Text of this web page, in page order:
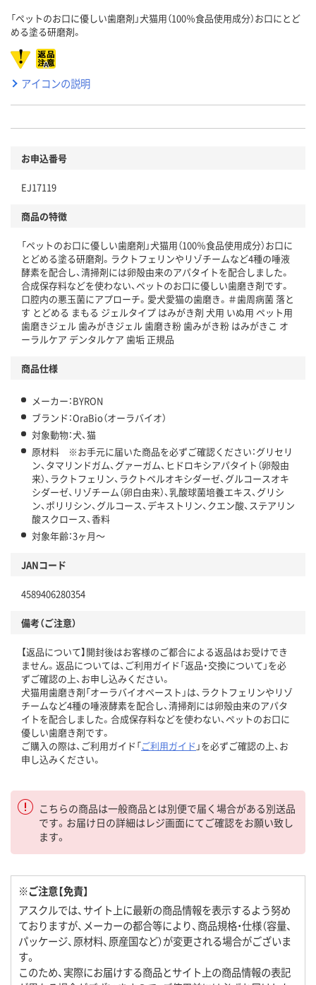
「ペットのお口に優しい歯磨剤」犬猫用（100％食品使用成分）お口にとど
める塗る研磨剤。
アイコンの説明
お申込番号
EJ17119
商品の特徴
「ペットのお口に優しい歯磨剤」犬猫用（100％食品使用成分）お口に
とどめる塗る研磨剤。ラクトフェリンやリゾチームなど4種の唾液
酵素を配合し、清掃剤には卵殻由来のアパタイトを配合しました。
合成保存料などを使わない、ペットのお口に優しい歯磨き剤です。
口腔内の悪玉菌にアプローチ。愛犬愛猫の歯磨き。＃歯周病菌 落と
す とどめる まもる ジェルタイプ はみがき剤 犬用 いぬ用 ペット用
歯磨きジェル 歯みがきジェル 歯磨き粉 歯みがき粉 はみがきこ オ
ーラルケア デンタルケア 歯垢 正規品
商品仕様
メーカー：BYRON
ブランド：OraBio（オーラバイオ）
対象動物：犬、猫
原材料 ※お手元に届いた商品を必ずご確認ください：グリセリ
ン、タマリンドガム、グァーガム、ヒドロキシアパタイト（卵殻由
来）、ラクトフェリン、ラクトペルオキシダーゼ、グルコースオキ
シダーゼ、リゾチーム（卵白由来）、乳酸球菌培養エキス、グリシ
ン、ポリリシン、グルコース、デキストリン、クエン酸、ステアリン
酸スクロース、香料
対象年齢：3ヶ月～
JANコード
4589406280354
備考（ご注意）
【返品について】開封後はお客様のご都合による返品はお受けでき
ません。返品については、ご利用ガイド「返品・交換について」を必
ずご確認の上、お申し込みください。
犬猫用歯磨き剤「オーラバイオペースト」は、ラクトフェリンやリゾ
チームなど4種の唾液酵素を配合し、清掃剤には卵殻由来のアパタ
イトを配合しました。合成保存料などを使わない、ペットのお口に
優しい歯磨き剤です。
ご購入の際は、ご利用ガイド「ご利用ガイド 」を必ずご確認の上、お
申し込みください。
こちらの商品は一般商品とは別便で届く場合がある別送品
です。お届け日の詳細はレジ画面にてご確認をお願い致し
ます。
※ご注意【免責】
アスクルでは、サイト上に最新の商品情報を表示するよう努め
ておりますが、メーカーの都合等により、商品規格・仕様（容量、
パッケージ、原材料、原産国など）が変更される場合がございま
す。
このため、実際にお届けする商品とサイト上の商品情報の表記